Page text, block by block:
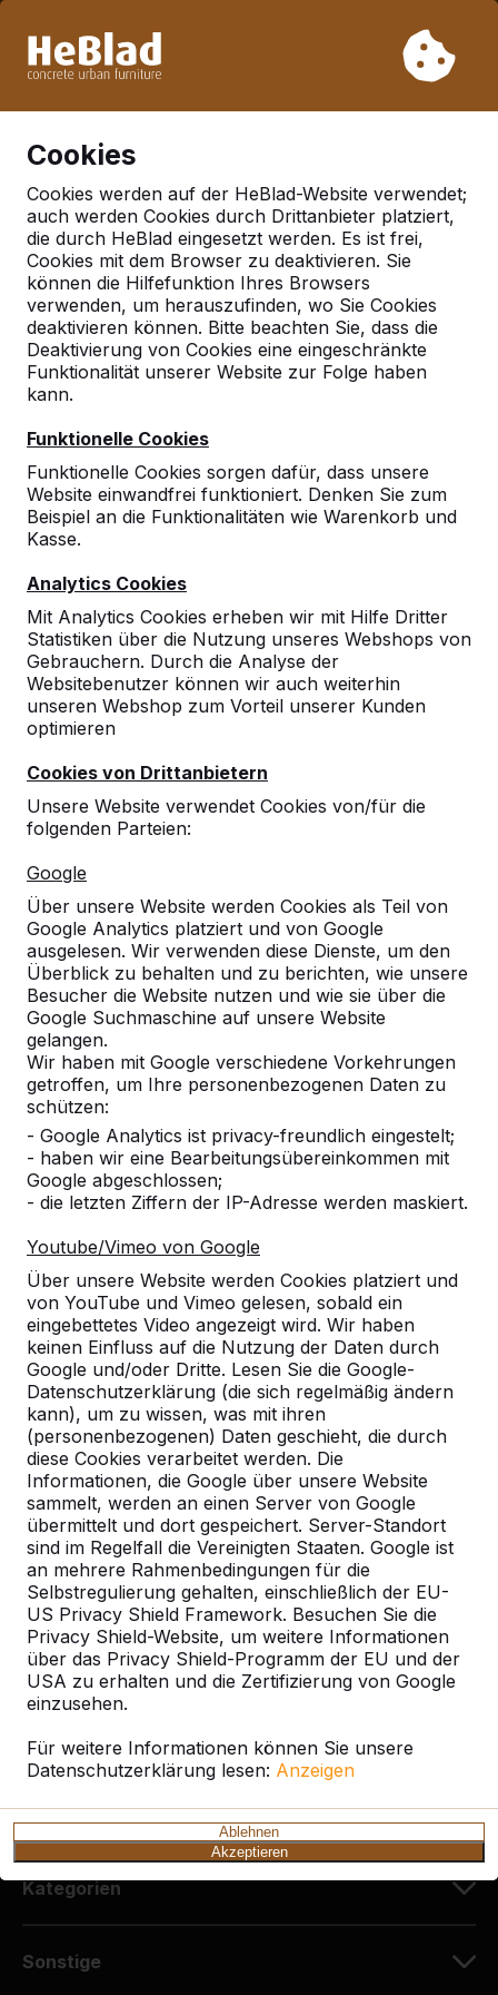
Woche 33 nicht. Bitte berücksichtigen Sie daher längere
Cookies
Cookies werden auf der HeBlad-Website verwendet;
auch werden Cookies durch Drittanbieter platziert,
die durch HeBlad eingesetzt werden. Es ist frei,
Cookies mit dem Browser zu deaktivieren. Sie
können die Hilfefunktion Ihres Browsers
verwenden, um herauszufinden, wo Sie Cookies
deaktivieren können. Bitte beachten Sie, dass die
Deaktivierung von Cookies eine eingeschränkte
Funktionalität unserer Website zur Folge haben
kann.
Funktionelle Cookies
Funktionelle Cookies sorgen dafür, dass unsere
Website einwandfrei funktioniert. Denken Sie zum
Beispiel an die Funktionalitäten wie Warenkorb und
Kasse.
Analytics Cookies
Mit Analytics Cookies erheben wir mit Hilfe Dritter
Statistiken über die Nutzung unseres Webshops von
Gebrauchern. Durch die Analyse der
Websitebenutzer können wir auch weiterhin
unseren Webshop zum Vorteil unserer Kunden
optimieren
Cookies von Drittanbietern
Unsere Website verwendet Cookies von/für die
folgenden Parteien:
Google
Über unsere Website werden Cookies als Teil von
Google Analytics platziert und von Google
ausgelesen. Wir verwenden diese Dienste, um den
Überblick zu behalten und zu berichten, wie unsere
Besucher die Website nutzen und wie sie über die
Google Suchmaschine auf unsere Website
gelangen.
Wir haben mit Google verschiedene Vorkehrungen
getroffen, um Ihre personenbezogenen Daten zu
schützen:
- Google Analytics ist privacy-freundlich eingestelt;
- haben wir eine Bearbeitungsübereinkommen mit
Google abgeschlossen;
- die letzten Ziffern der IP-Adresse werden maskiert.
Youtube/Vimeo von Google
Über unsere Website werden Cookies platziert und
von YouTube und Vimeo gelesen, sobald ein
eingebettetes Video angezeigt wird. Wir haben
keinen Einfluss auf die Nutzung der Daten durch
Google und/oder Dritte. Lesen Sie die Google-
Datenschutzerklärung (die sich regelmäßig ändern
kann), um zu wissen, was mit ihren
(personenbezogenen) Daten geschieht, die durch
diese Cookies verarbeitet werden. Die
Informationen, die Google über unsere Website
sammelt, werden an einen Server von Google
übermittelt und dort gespeichert. Server-Standort
sind im Regelfall die Vereinigten Staaten. Google ist
an mehrere Rahmenbedingungen für die
Selbstregulierung gehalten, einschließlich der EU-
US Privacy Shield Framework. Besuchen Sie die
Privacy Shield-Website, um weitere Informationen
über das Privacy Shield-Programm der EU und der
USA zu erhalten und die Zertifizierung von Google
einzusehen.
Für weitere Informationen können Sie unsere
Datenschutzerklärung lesen: Anzeigen
Ablehnen
Akzeptieren
Deutschland
Referenties in:
Roggenburg
Geen reviews gevonden voor deze
Referenzen
Unsere Produkte finden Sie in ganz Europa
und darüber hinaus. Sehen Sie hier, wo Sie
ein HeBlad-Produkt in Ihrer Nähe finden.
Produkt
Alles anzeigen
Kategorie
Alles anzeigen
Ort oder Postleitzahl suchen
Kontakt
HeBlad Deutschland
Diekerstraße 97
42781 Haan
Deutschland
+49 212 934 77 25
info@HeBlad.de
Kundenservice
Kategorien
Sonstige